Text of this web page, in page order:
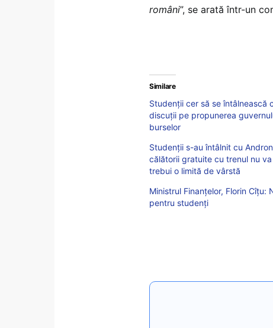
români”, se arată într-un
Similare
Studenții cer să se întâlnească
discuții pe propunerea
burselor
Studenții s-au întâlnit cu
călătorii gratuite cu trenul nu
trebui o limită de vârstă
Ministrul Finanțelor, Florin
pentru studenți